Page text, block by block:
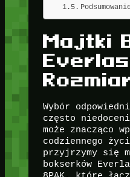
Majtki
Wybór
często
może znacząco
codziennego
przyjrzymy się
bokserków